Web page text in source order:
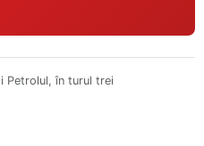
Petrolul, în turul trei